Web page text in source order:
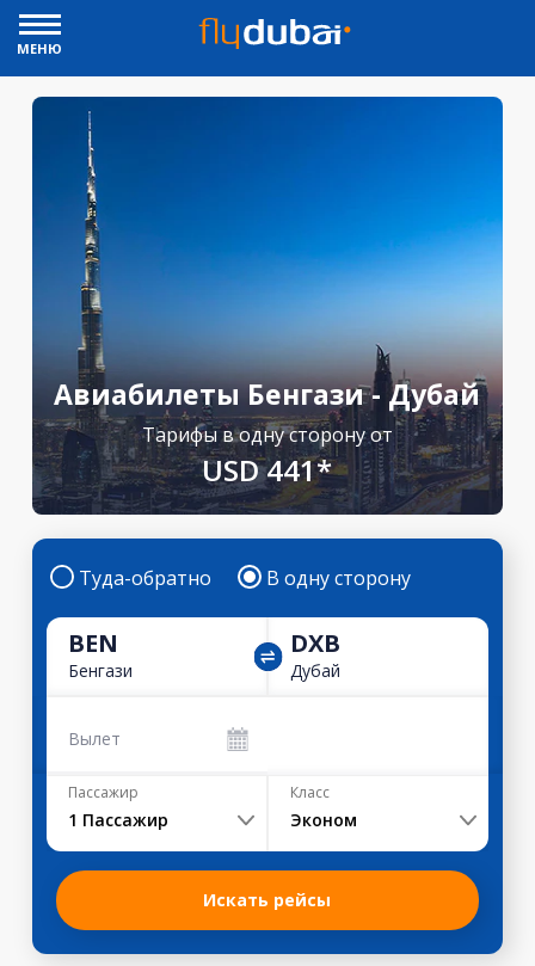
МЕНЮ
Авиабилеты Бенгази - Дубай
Тарифы в одну сторону от
USD 441*
Туда-обратно В одну сторону
BEN
Бенгази
DXB
Дубай
Вылет
Пассажир
1 Пассажир
Класс
Эконом
Искать рейсы